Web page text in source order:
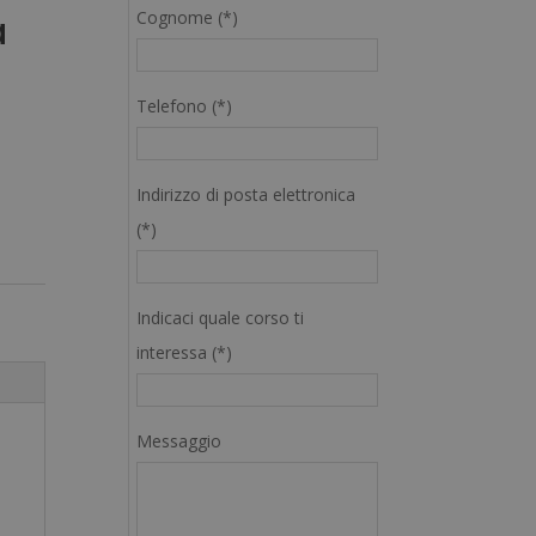
Cognome (*)
Telefono (*)
Indirizzo di posta elettronica
(*)
Indicaci quale corso ti
interessa (*)
Messaggio